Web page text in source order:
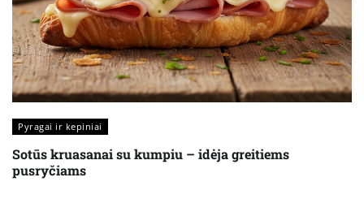
Pyragai ir kepiniai
Sotūs kruasanai su kumpiu – idėja greitiems
pusryčiams